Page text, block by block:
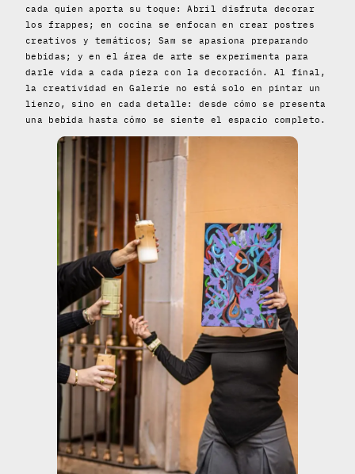
cada quien aporta su toque: Abril disfruta decorar
los frappes; en cocina se enfocan en crear postres
creativos y temáticos; Sam se apasiona preparando
bebidas; y en el área de arte se experimenta para
darle vida a cada pieza con la decoración. Al final,
la creatividad en Galerie no está solo en pintar un
lienzo, sino en cada detalle: desde cómo se presenta
una bebida hasta cómo se siente el espacio completo.